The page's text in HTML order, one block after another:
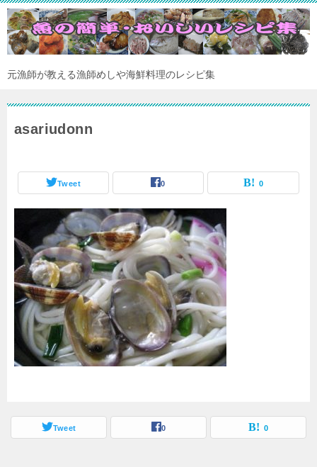
元漁師が教える漁師めしや海鮮料理のレシピ集
asariudonn
Tweet 0 0
Tweet 0 0